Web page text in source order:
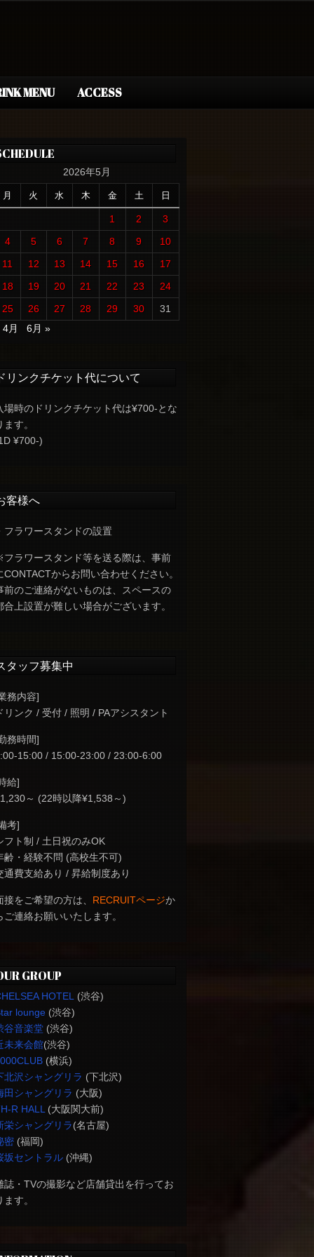
MENU ACCESS
2026年5月
月 火 水 木 金 土 日
1 2
3
4
5 6 7 8 9
10
11
12 13 14 15 16
17
18
19 20 21 22 23
24
25
26 27 28 29 30
31
4月
6月 »
リンクチケット代について
場時のドリンクチケット代は¥700-とな
ます。
¥700-)
客様へ
フラワースタンドの設置
ラワースタンド等を送る際は、事前
CONTACTからお問い合わせください。
前のご連絡がないものは、スペースの
合上設置が難しい場合がございます。
タッフ募集中
務内容]
リンク / 受付 / 照明 / PAアシスタント
務時間]
15:00 / 15:00-23:00 / 23:00-6:00
給]
～ (22時以降¥1,538～)
考]
フト制 / 土日祝のみOK
齢・経験不問 (高校生不可)
通費支給あり / 昇給制度あり
接をご希望の方は、 RECRUITページか
ご連絡お願いいたします。
GROUP
HOTEL
(渋谷)
lounge(渋谷)
谷音楽堂(渋谷)
未来会館(渋谷)
(横浜)
北沢シャングリラ (下北沢)
田シャングリラ (大阪)
R HALL (大阪関大前)
栄シャングリラ(名古屋)
密(福岡)
坂セントラル(沖縄)
誌・TVの撮影など店舗貸出を行ってお
ます。